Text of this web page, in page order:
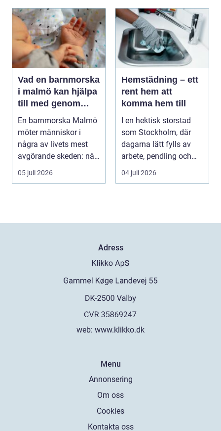
Vad en barnmorska
i malmö kan hjälpa
till med genom
livets olika faser
En barnmorska Malmö
möter människor i
några av livets mest
avgörande skeden: när
en graviditet plane...
05 juli 2026
Hemstädning – ett
rent hem att
komma hem till
I en hektisk storstad
som Stockholm, där
dagarna lätt fylls av
arbete, pendling och
divers...
04 juli 2026
Adress
web: www.klikko.dk
Menu
Annonsering
Om oss
Cookies
Kontakta oss